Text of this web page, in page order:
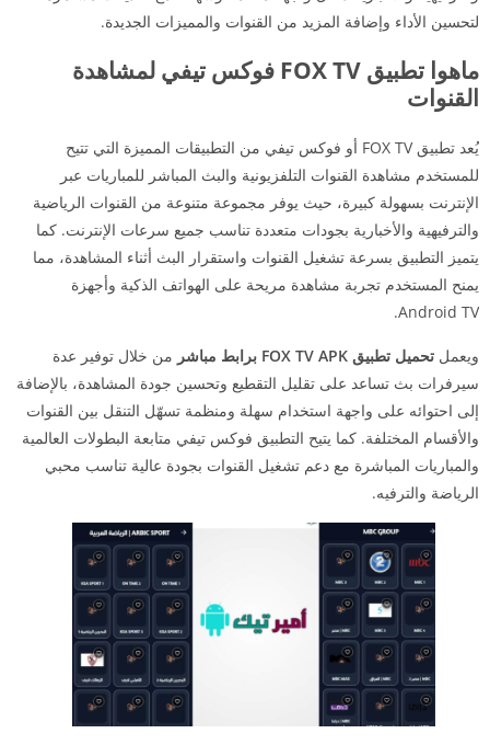
لتحسين الأداء وإضافة المزيد من القنوات والمميزات الجديدة.
ماهوا تطبيق FOX TV فوكس تيفي لمشاهدة
القنوات
يُعد تطبيق FOX TV أو فوكس تيفي من التطبيقات المميزة التي تتيح
للمستخدم مشاهدة القنوات التلفزيونية والبث المباشر للمباريات عبر
الإنترنت بسهولة كبيرة، حيث يوفر مجموعة متنوعة من القنوات الرياضية
والترفيهية والأخبارية بجودات متعددة تناسب جميع سرعات الإنترنت. كما
يتميز التطبيق بسرعة تشغيل القنوات واستقرار البث أثناء المشاهدة، مما
يمنح المستخدم تجربة مشاهدة مريحة على الهواتف الذكية وأجهزة
Android TV.
ويعمل تحميل تطبيق FOX TV APK برابط مباشر
من خلال توفير عدة
سيرفرات بث تساعد على تقليل التقطيع وتحسين جودة المشاهدة، بالإضافة
إلى احتوائه على واجهة استخدام سهلة ومنظمة تسهّل التنقل بين القنوات
والأقسام المختلفة. كما يتيح التطبيق فوكس تيفي متابعة البطولات العالمية
والمباريات المباشرة مع دعم تشغيل القنوات بجودة عالية تناسب محبي
الرياضة والترفيه.